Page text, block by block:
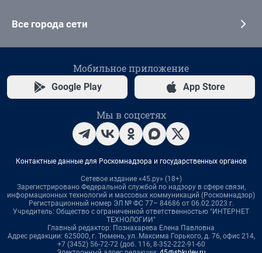
Все города сети
Мобильное приложение
Google Play App Store
Мы в соцсетях
Контактные данные для Роскомнадзора и государственных органов
Сетевое издание «45.ру» (18+)
Зарегистрировано Федеральной службой по надзору в сфере связи,
информационных технологий и массовых коммуникаций (Роскомнадзор)
Регистрационный номер ЭЛ № ФС 77– 84686 от 06.02.2023 г.
Учредитель: Общество с ограниченной ответственностью "ИНТЕРНЕТ
ТЕХНОЛОГИИ"
Главный редактор: Познахарева Елена Павловна
Адрес редакции: 625000, г. Тюмень, ул. Максима Горького, д. 76, офис 214,
+7 (3452) 56-72-72 (доб. 116, 8-352-222-91-60